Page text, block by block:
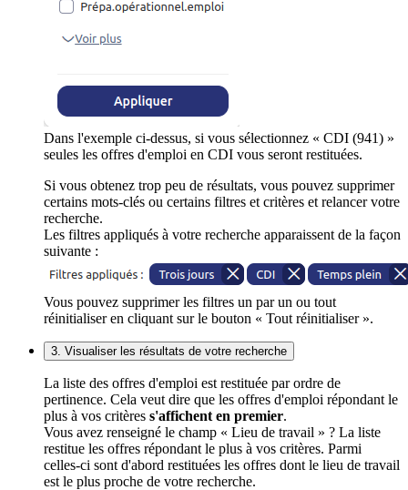
Dans l'exemple ci-dessus, si vous sélectionnez « CDI (941) »
seules les offres d'emploi en CDI vous seront restituées.
Si vous obtenez trop peu de résultats, vous pouvez supprimer
certains mots-clés ou certains filtres et critères et relancer votre
recherche.
Les filtres appliqués à votre recherche apparaissent de la façon
suivante :
Vous pouvez supprimer les filtres un par un ou tout
réinitialiser en cliquant sur le bouton « Tout réinitialiser ».
3. Visualiser les résultats de votre recherche
La liste des offres d'emploi est restituée par ordre de
pertinence. Cela veut dire que les offres d'emploi répondant le
plus à vos critères s'affichent en premier.
Vous avez renseigné le champ « Lieu de travail » ? La liste
restitue les offres répondant le plus à vos critères. Parmi
celles-ci sont d'abord restituées les offres dont le lieu de travail
est le plus proche de votre recherche.